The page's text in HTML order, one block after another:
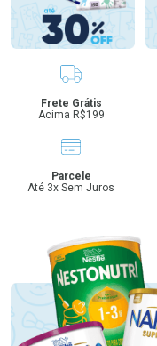
Benefícios
Frete Grátis
Acima R$199
Parcele
Até 3x Sem Juros